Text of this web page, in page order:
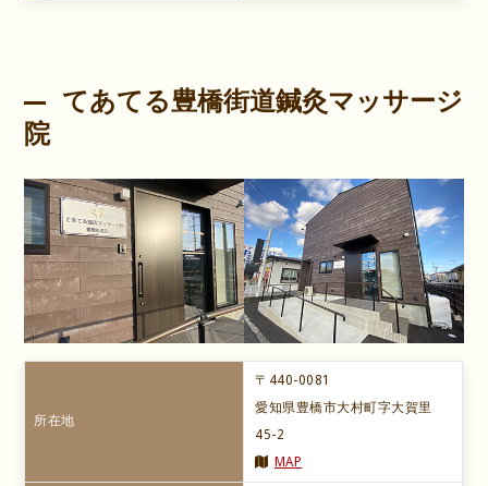
てあてる豊橋街道鍼灸マッサージ
院
所在地
〒440-0081
愛知県豊橋市大村町字大賀里
45-2
MAP